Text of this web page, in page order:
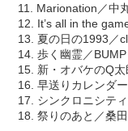
11. Marionation／中
12. It’s all in the
13. 夏の日の1993／
14. 歩く幽霊／
15. 新・オバケのQ
16. 早送りカレンダ
17. シンクロニシテ
18. 祭りのあと／桑